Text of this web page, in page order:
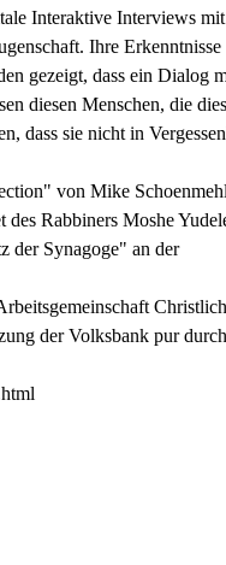
Interaktive Interviews
Ihre Erkenntnisse
gezeigt, dass ein Dialog
diesen Menschen, die
dass sie nicht in
von Mike
Rabbiners Moshe
der Synagoge" an der
der Volksbank pur